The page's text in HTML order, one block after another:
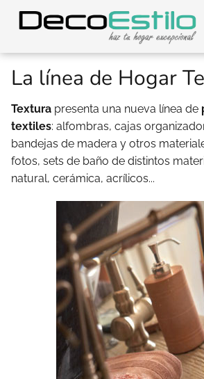
La línea de Hogar
Textura presenta una nueva línea de
textiles: alfombras, cajas
bandejas de madera y otros
fotos, sets de baño de distintos
natural, cerámica, acrílicos...